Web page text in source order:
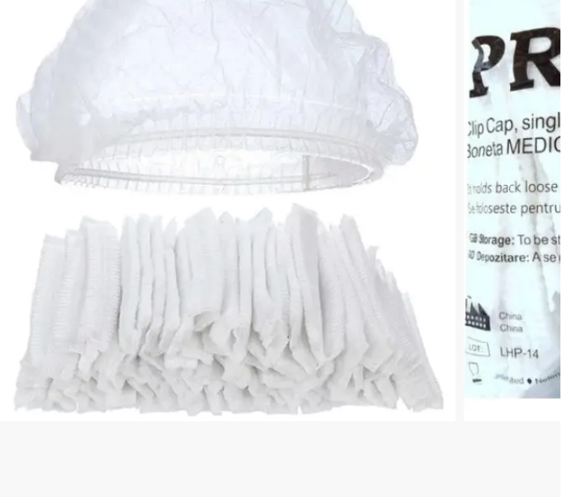
Boneta cu elastic la set de 100 buc, pentru prinderea parului.
Cod produs:
EVD05
În stoc
33,00 lei 23,90 lei
ADAUGĂ ÎN COȘ
Acest produs vă aduce 💰 puncte în valoare de de0,20 lei
Consultanță? Sună acum 0724 128 520